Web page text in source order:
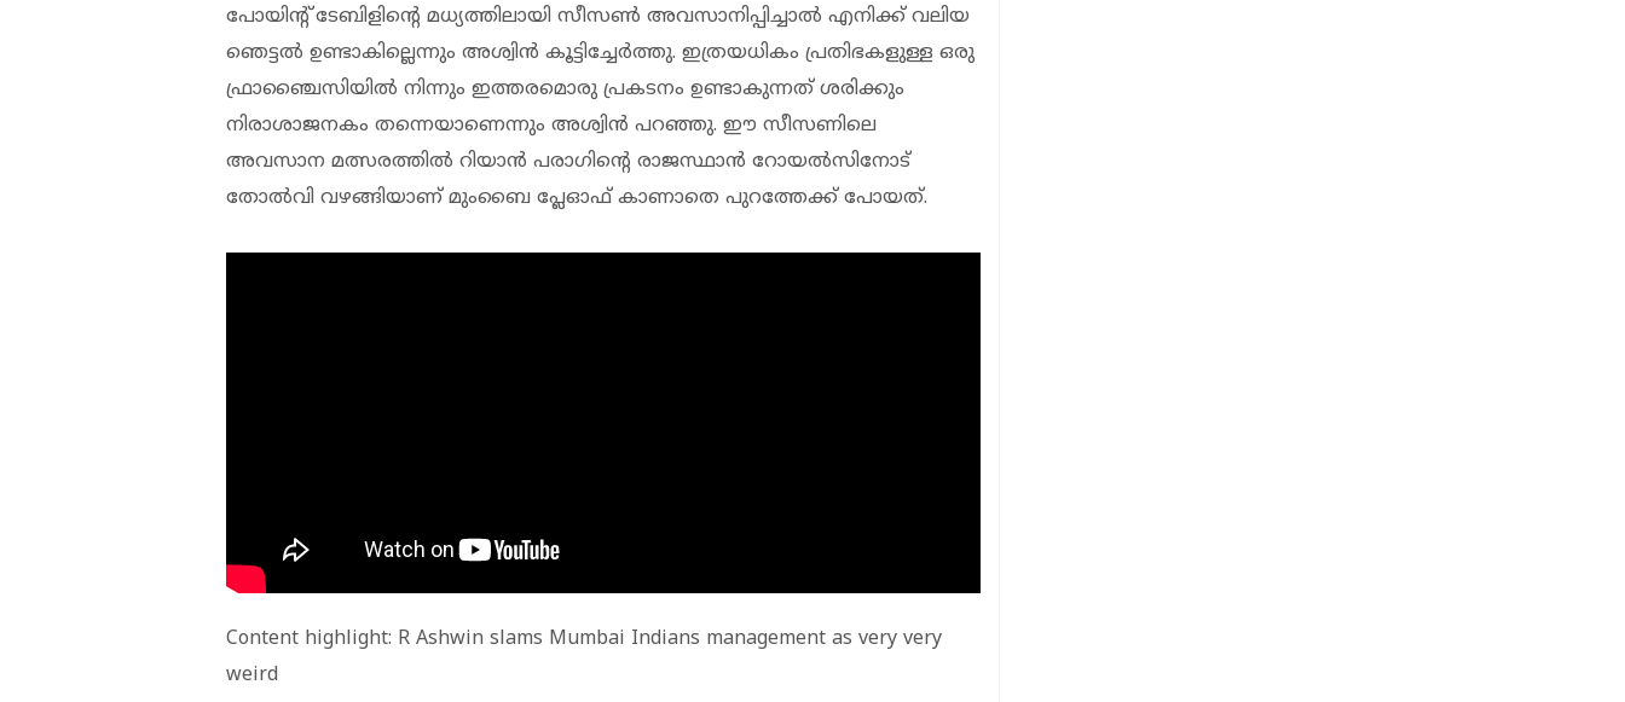
പോയിന്റ് ടേബിളിന്റെ മധ്യത്തിലായി സീസൺ അവസാനിപ്പിച്ചാൽ എനിക്ക് വലിയ
ഞെട്ടൽ ഉണ്ടാകില്ലെന്നും അശ്വിൻ കൂട്ടിച്ചേർത്തു. ഇത്രയധികം പ്രതിഭകളുള്ള ഒരു
ഫ്രാഞ്ചൈസിയിൽ നിന്നും ഇത്തരമൊരു പ്രകടനം ഉണ്ടാകുന്നത് ശരിക്കും
നിരാശാജനകം തന്നെയാണെന്നും അശ്വിൻ പറഞ്ഞു. ഈ സീസണിലെ
അവസാന മത്സരത്തിൽ റിയാൻ പരാഗിന്റെ രാജസ്ഥാൻ റോയൽസിനോട്
തോൽവി വഴങ്ങിയാണ് മുംബൈ പ്ലേഓഫ് കാണാതെ പുറത്തേക്ക് പോയത്.
Content highlight: R Ashwin slams Mumbai Indians management as very very
weird